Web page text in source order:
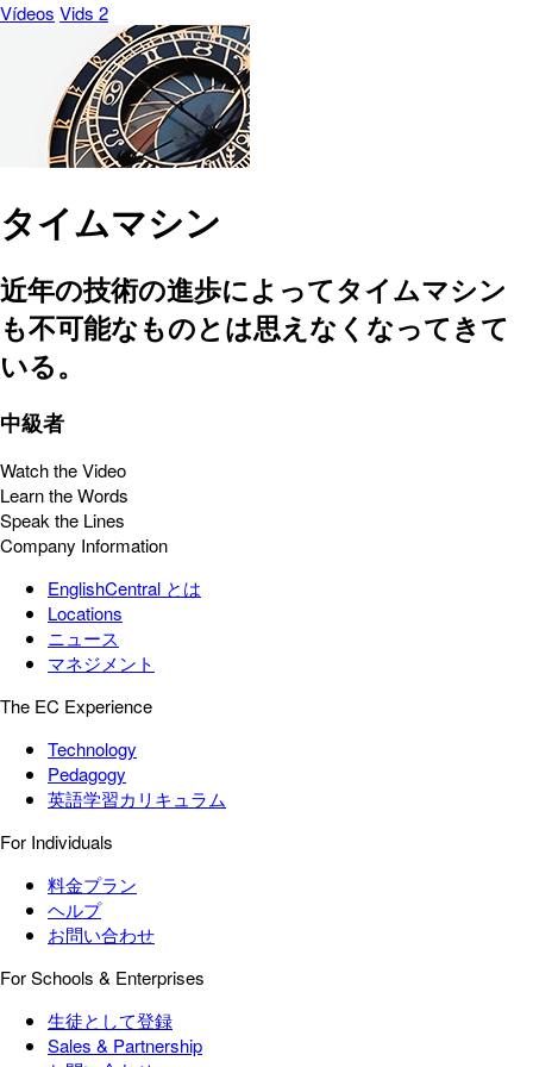
Vídeos Vids 2
タイムマシン
近年の技術の進歩によってタイムマシン
も不可能なものとは思えなくなってきて
いる。
中級者
Watch the Video
Learn the Words
Speak the Lines
Company Information
EnglishCentral とは
Locations
ニュース
マネジメント
The EC Experience
Technology
Pedagogy
英語学習カリキュラム
For Individuals
料金プラン
ヘルプ
お問い合わせ
For Schools & Enterprises
生徒として登録
Sales & Partnership